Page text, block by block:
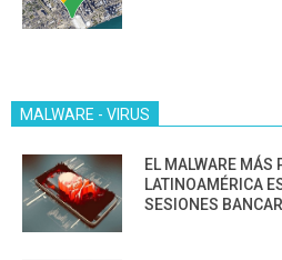
MALWARE - VIRUS
EL MALWARE MÁS
LATINOAMÉRICA
SESIONES